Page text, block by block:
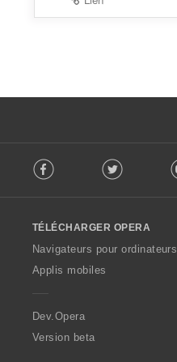
o
w
O
p
a
Facebook Twitter
TÉLÉCHARGER OPERA
Navigateurs pour ordinateurs
Applis mobiles
Dev.Opera
Version beta